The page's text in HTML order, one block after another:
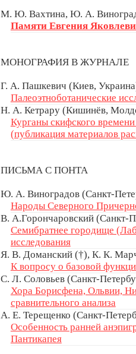
М. Ю. Вахтина, Ю. А.
Памяти Евгения
МОНОГРАФИЯ В ЖУРНАЛЕ
Г. А. Пашкевич (Киев,
Палеоэтноботанические
Н. А. Кетрару (Кишинёв,
Курганы скифского
(публикация материалов
ПИСЬМА С ПОНТА
Ю. А. Виноградов (Санкт-
Народы Северного
В. А.Горончаровский (Санкт-
Семибратнее городище
исследования
Я. В. Доманский (†), К. К.
К вопросу о базовой
С. Л. Соловьев (Санкт-
Хора Борисфена, Ольвии,
сравнительного анализа
А. Е. Терещенко (Санкт-
Особенность ранней
Пантикапея